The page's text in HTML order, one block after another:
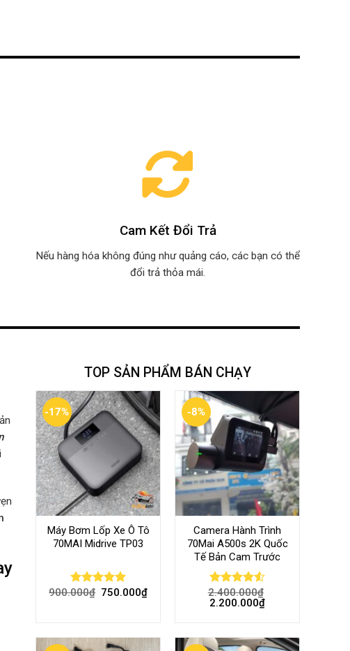
Cam Kết Đổi Trả
Nếu hàng hóa không đúng như quảng cáo, các bạn có thể
đổi trả thỏa mái.
TOP SẢN PHẨM BÁN CHẠY
-17%
Máy Bơm Lốp Xe Ô Tô
70MAI Midrive TP03
Rated 5.00
900.000₫ 750.000₫
-8%
Camera Hành Trình
70Mai A500s 2K Quốc
Tế Bản Cam Trước
Rated4.56
out of 5
2.400.000₫
2.200.000₫